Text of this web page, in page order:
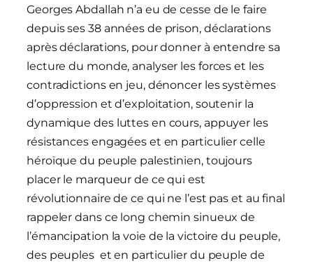
Georges Abdallah n’a eu de cesse de le faire
depuis ses 38 années de prison, déclarations
après déclarations, pour donner à entendre sa
lecture du monde, analyser les forces et les
contradictions en jeu, dénoncer les systèmes
d’oppression et d’exploitation, soutenir la
dynamique des luttes en cours, appuyer les
résistances engagées et en particulier celle
héroïque du peuple palestinien, toujours
placer le marqueur de ce qui est
révolutionnaire de ce qui ne l’est pas et au final
rappeler dans ce long chemin sinueux de
l’émancipation la voie de la victoire du peuple,
des peuples et en particulier du peuple de